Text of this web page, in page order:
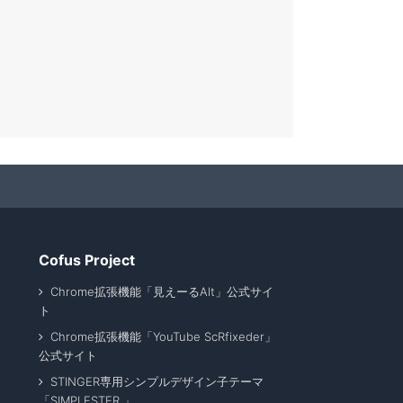
Cofus Project
Chrome拡張機能「見えーるAlt」公式サイ
ト
Chrome拡張機能「YouTube ScRfixeder」
公式サイト
STINGER専用シンプルデザイン子テーマ
「SIMPLESTER 」